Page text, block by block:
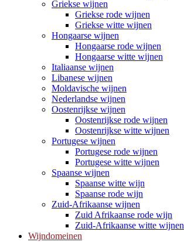
Griekse wijnen
Griekse rode wijnen
Griekse witte wijnen
Hongaarse wijnen
Hongaarse rode wijnen
Hongaarse witte wijnen
Italiaanse wijnen
Libanese wijnen
Moldavische wijnen
Nederlandse wijnen
Oostenrijkse wijnen
Oostenrijkse rode wijnen
Oostenrijkse witte wijnen
Portugese wijnen
Portugese rode wijnen
Portugese witte wijnen
Spaanse wijnen
Spaanse witte wijn
Spaanse rode wijn
Zuid-Afrikaanse wijnen
Zuid Afrikaanse rode wijn
Zuid-Afrikaanse witte wijnen
Wijndomeinen